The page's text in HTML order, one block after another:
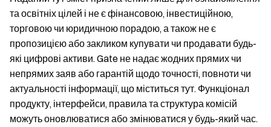
та освітніх цілей і не є фінансовою, інвестиційною,
торговою чи юридичною порадою, а також не є
пропозицією або закликом купувати чи продавати будь-
які цифрові активи. Gate не надає жодних прямих чи
непрямих заяв або гарантій щодо точності, повноти чи
актуальності інформації, що міститься тут. Функціонал
продукту, інтерфейси, правила та структура комісій
можуть оновлюватися або змінюватися у будь-який час.